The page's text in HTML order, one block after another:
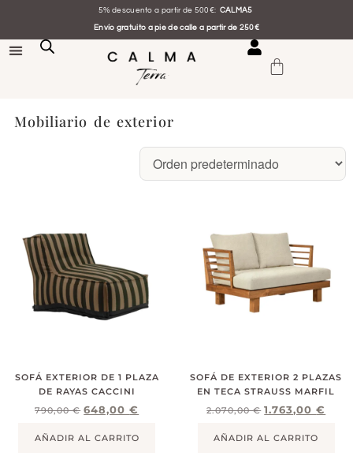
5% descuento a partir de 500€: CALMA5
Envío gratuito a pie de calle a partir de 250€
Mobiliario de exterior
SOFÁ EXTERIOR DE 1 PLAZA
DE RAYAS CACCINI
790,00€ 648,00€
AÑADIR AL CARRITO
SOFÁ DE EXTERIOR 2 PLAZAS
EN TECA STRAUSS MARFIL
2.070,00€ 1.763,00€
AÑADIR AL CARRITO